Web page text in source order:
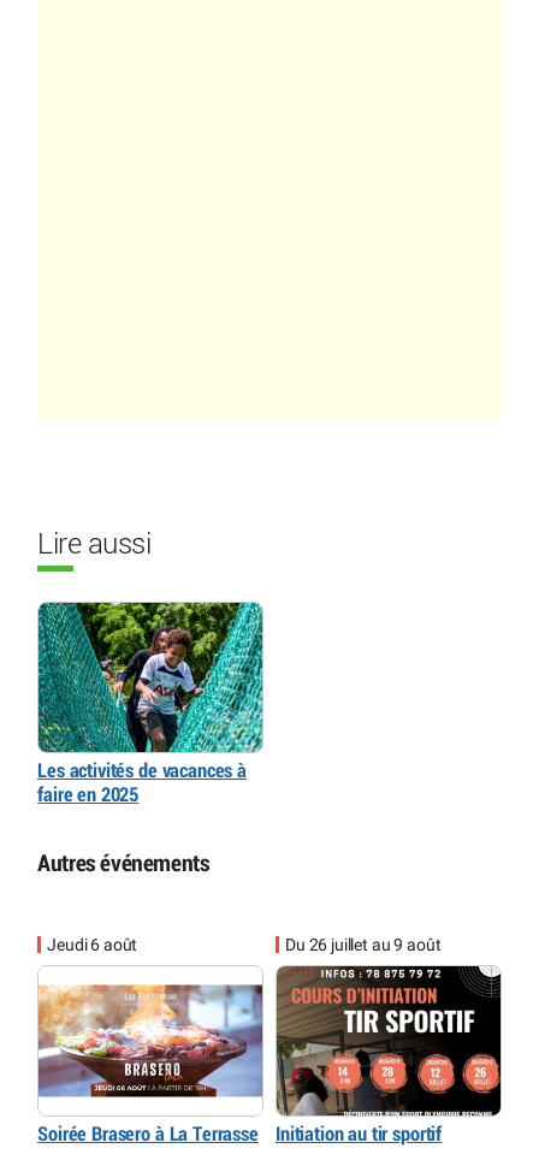
Lire aussi
Les activités de vacances à
faire en 2025
Autres événements
Jeudi 6 août
Soirée Brasero à La Terrasse
Du 26 juillet au 9 août
Initiation au tir sportif